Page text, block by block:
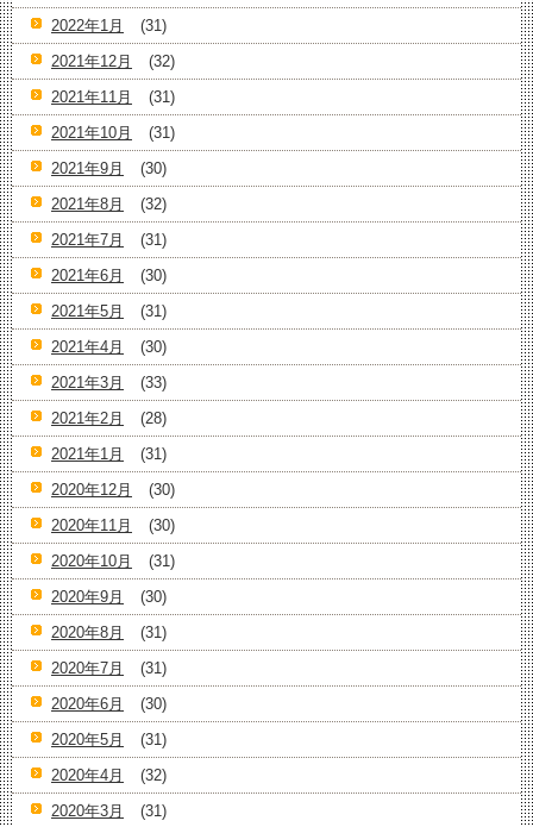
2022年1月
(31)
2021年12月
(32)
2021年11月
(31)
2021年10月
(31)
2021年9月
(30)
2021年8月
(32)
2021年7月
(31)
2021年6月
(30)
2021年5月
(31)
2021年4月
(30)
2021年3月
(33)
2021年2月
(28)
2021年1月
(31)
2020年12月
(30)
2020年11月
(30)
2020年10月
(31)
2020年9月
(30)
2020年8月
(31)
2020年7月
(31)
2020年6月
(30)
2020年5月
(31)
2020年4月
(32)
2020年3月
(31)